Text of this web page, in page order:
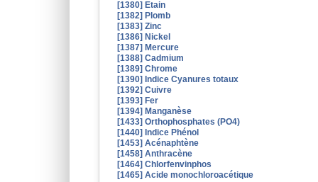
[1380] Etain
[1382] Plomb
[1383] Zinc
[1386] Nickel
[1387] Mercure
[1388] Cadmium
[1389] Chrome
[1390] Indice Cyanures totaux
[1392] Cuivre
[1393] Fer
[1394] Manganèse
[1433] Orthophosphates (PO4)
[1440] Indice Phénol
[1453] Acénaphtène
[1458] Anthracène
[1464] Chlorfenvinphos
[1465] Acide monochloroacétique